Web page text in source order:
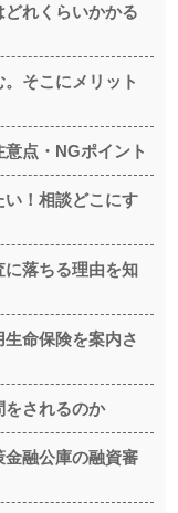
どれくらいかかる
そこにメリット
点・NGポイント
い！相談どこにす
に落ちる理由を知
命保険を案内さ
をされるのか
融公庫の融資審